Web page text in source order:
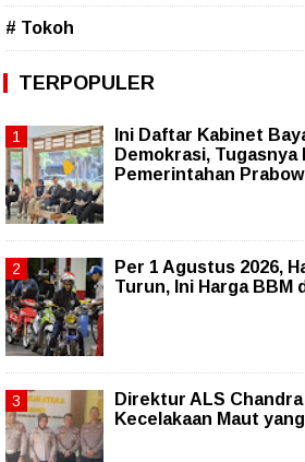
# Tokoh
TERPOPULER
Ini Daftar Kabinet
Demokrasi,
Pemerintahan
Per 1 Agustus 2026,
Turun, Ini Harga BBM
Direktur ALS
Kecelakaan Maut